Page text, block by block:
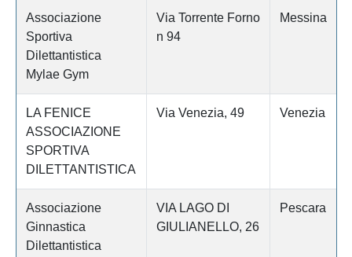
Associazione
Sportiva
Dilettantistica
Mylae Gym
Via Torrente Forno
n 94
Messina
LA FENICE
ASSOCIAZIONE
SPORTIVA
DILETTANTISTICA
Via Venezia, 49 Venezia
Associazione
Ginnastica
Dilettantistica
VIA LAGO DI
GIULIANELLO, 26
Pescara